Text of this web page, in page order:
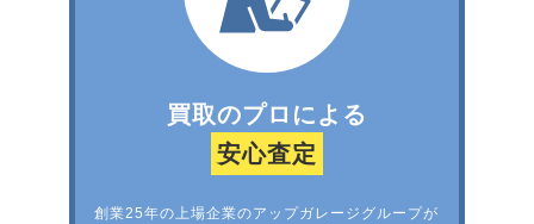
買取のプロによる
安心査定
創業25年の上場企業のアップガレージグループが